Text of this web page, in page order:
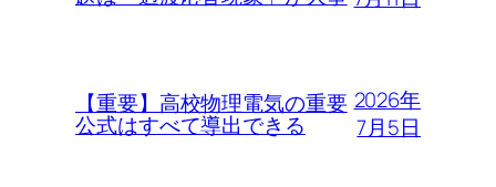
【重要】高校物理電気の重要
公式はすべて導出できる
2026年
7月5日